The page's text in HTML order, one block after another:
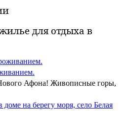
для отдыха в
Афона! Живописные горы,